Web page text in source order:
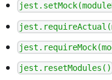
jest.resetModules()